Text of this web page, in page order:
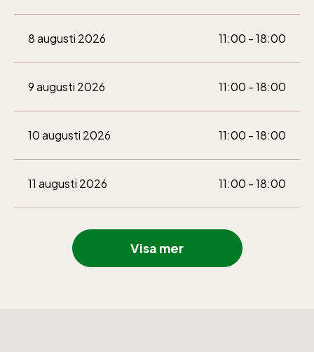
8 augusti 2026 11:00 - 18:00
9 augusti 2026 11:00 - 18:00
10 augusti 2026 11:00 - 18:00
11 augusti 2026 11:00 - 18:00
12 augusti 2026 11:00 - 18:00
Visa mer
Lill-Skansen, inkluderad i entrén
jan-mars vardagar 10-15, helger 10-16, april
alla dagar 10-16, maj-september 10-18,
oktober-december vardagar 10-15 helger
Baltic Sea Science Center inkluderad i